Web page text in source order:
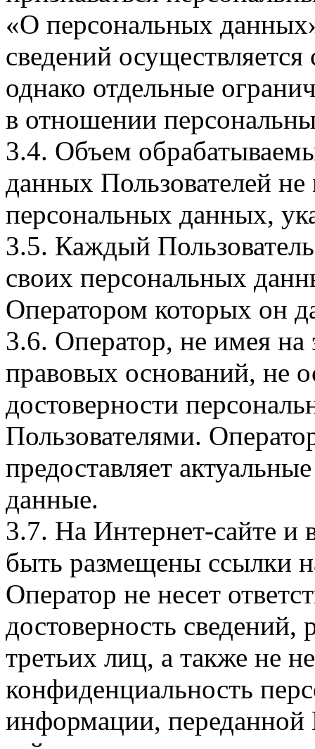
«О персональных
сведений
однако отдельные
в отношении
3.4. Объем
данных Пользователей
персональных данных,
3.5. Каждый
своих персональных
Оператором которых он
3.6. Оператор, не имея
правовых оснований, не
достоверности
Пользователями.
предоставляет
данные.
3.7. На Интернет-сайте
быть размещены ссылки
Оператор не несет
достоверность
третьих лиц, а также не
конфиденциальность
информации, переданной